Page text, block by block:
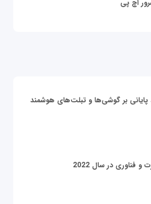
اچ پی
پایانی بر گوشی‌ها و تبلت‌های هوشمند